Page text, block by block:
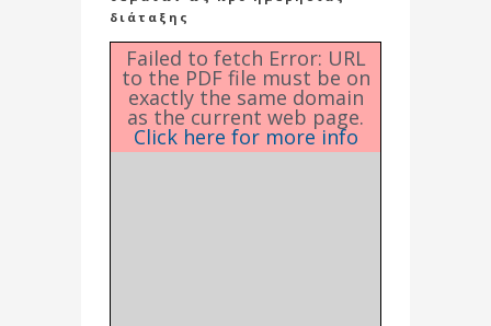
διάταξης
Failed to fetch Error: URL
to the PDF file must be on
exactly the same domain
as the current web page.
Click here for more info